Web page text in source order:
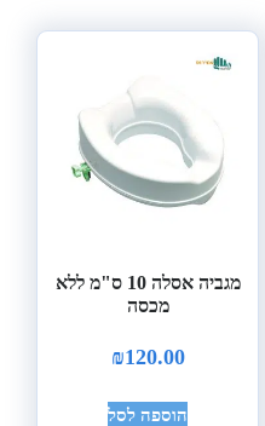
מגביה אסלה 10 ס"מ ללא
מכסה
₪120.00
הוספה לסל